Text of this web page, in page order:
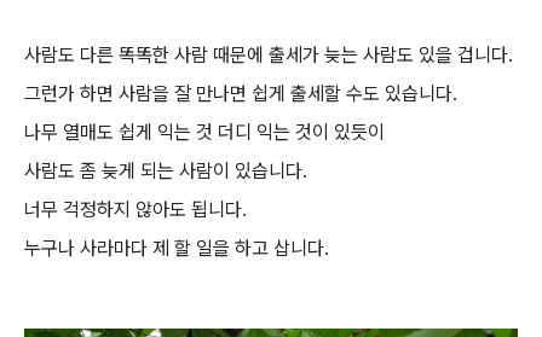
사람도 다른 똑똑한 사람 때문에 출세가 늦는 사람도 있을 겁니다.
그런가 하면 사람을 잘 만나면 쉽게 출세할 수도 있습니다.
나무 열매도 쉽게 익는 것 더디 익는 것이 있듯이
사람도 좀 늦게 되는 사람이 있습니다.
너무 걱정하지 않아도 됩니다.
누구나 사라마다 제 할 일을 하고 삽니다.